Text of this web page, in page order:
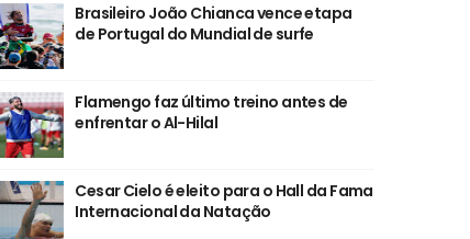
Brasileiro João Chianca vence etapa
de Portugal do Mundial de surfe
Flamengo faz último treino antes de
enfrentar o Al-Hilal
Cesar Cielo é eleito para o Hall da Fama
Internacional da Natação